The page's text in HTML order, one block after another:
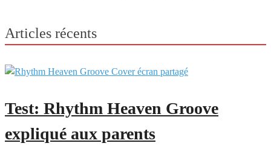
Articles récents
Test: Rhythm Heaven Groove
expliqué aux parents